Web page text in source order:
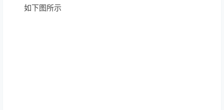
如下图所示